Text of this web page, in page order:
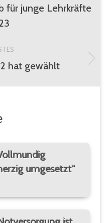
für junge Lehrkräfte
hat gewählt
umgesetzt“